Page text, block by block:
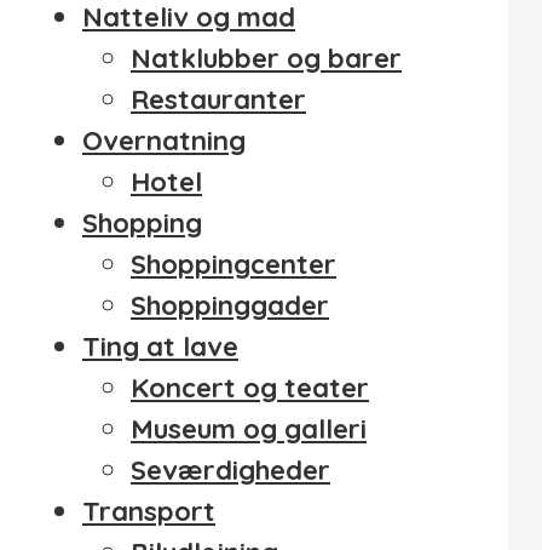
Natteliv og mad
Natklubber og barer
Restauranter
Overnatning
Hotel
Shopping
Shoppingcenter
Shoppinggader
Ting at lave
Koncert og teater
Museum og galleri
Seværdigheder
Transport